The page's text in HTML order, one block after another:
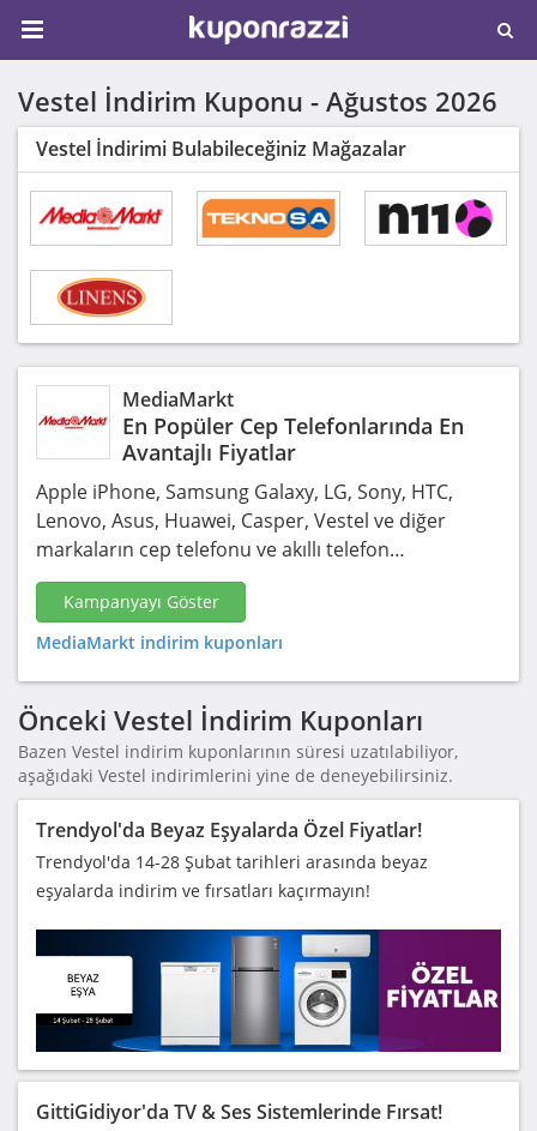
Vestel İndirim Kuponu - Ağustos 2026
Vestel İndirimi Bulabileceğiniz Mağazalar
MediaMarkt
En Popüler Cep Telefonlarında En
Avantajlı Fiyatlar
Apple iPhone, Samsung Galaxy, LG, Sony, HTC,
Lenovo, Asus, Huawei, Casper, Vestel ve diğer
markaların cep telefonu ve akıllı telefon…
Kampanyayı Göster
MediaMarkt indirim kuponları
Önceki Vestel İndirim Kuponları
Bazen Vestel indirim kuponlarının süresi uzatılabiliyor,
aşağıdaki Vestel indirimlerini yine de deneyebilirsiniz.
Trendyol'da Beyaz Eşyalarda Özel Fiyatlar!
Trendyol'da 14-28 Şubat tarihleri arasında beyaz
eşyalarda indirim ve fırsatları kaçırmayın!
GittiGidiyor'da TV & Ses Sistemlerinde Fırsat!